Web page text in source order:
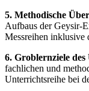
5. Methodische
Aufbaus der Geysir-
Messreihen inklusive
6. Groblernziele
fachlichen und
Unterrichtsreihe bei